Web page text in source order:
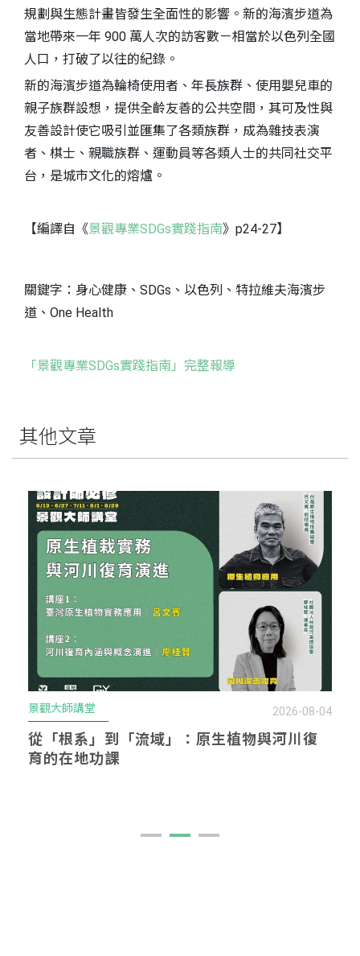
規劃與生態計畫皆發生全面性的影響。新的海濱步道為
當地帶來一年 900 萬人次的訪客數－相當於以色列全國
人口，打破了以往的紀錄。
新的海濱步道為輪椅使用者、年長族群、使用嬰兒車的
親子族群設想，提供全齡友善的公共空間，其可及性與
友善設計使它吸引並匯集了各類族群，成為雜技表演
者、棋士、親職族群、運動員等各類人士的共同社交平
台，是城市文化的熔爐。
【編譯自《景觀專業SDGs實踐指南》p24-27】
關鍵字：身心健康、SDGs、以色列、特拉維夫海濱步
道、One Health
「景觀專業SDGs實踐指南」完整報導
其他文章
第十三屆台灣景觀大獎 2026-07-29
改變城市景觀，先從改變人開始–從臺灣景觀
大獎特殊類看見景觀真正的影響力